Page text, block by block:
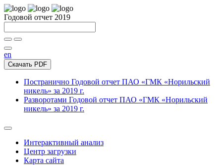
Годовой отчет 2019
en
Скачать PDF
Постранично Годовой отчет ПАО «ГМК «Норильский
никель» за 2019 г.
Разворотами Годовой отчет ПАО «ГМК «Норильский
никель» за 2019 г.
Интерактивный анализ
Центр загрузки
Карта сайта